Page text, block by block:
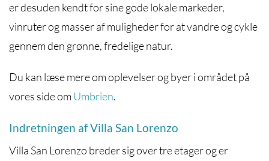
er desuden kendt for sine gode lokale markeder,
vinruter og masser af muligheder for at vandre og cykle
gennem den grønne, fredelige natur.
Du kan læse mere om oplevelser og byer i området på
vores side omUmbrien.
Indretningen af Villa San Lorenzo
Villa San Lorenzo breder sig over tre etager og er